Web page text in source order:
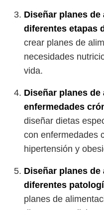
Diseñar planes
diferentes etapas
crear planes de
necesidades
vida.
Diseñar planes
enfermedades
diseñar dietas
con enfermedades
hipertensión y
Diseñar planes
diferentes
planes de